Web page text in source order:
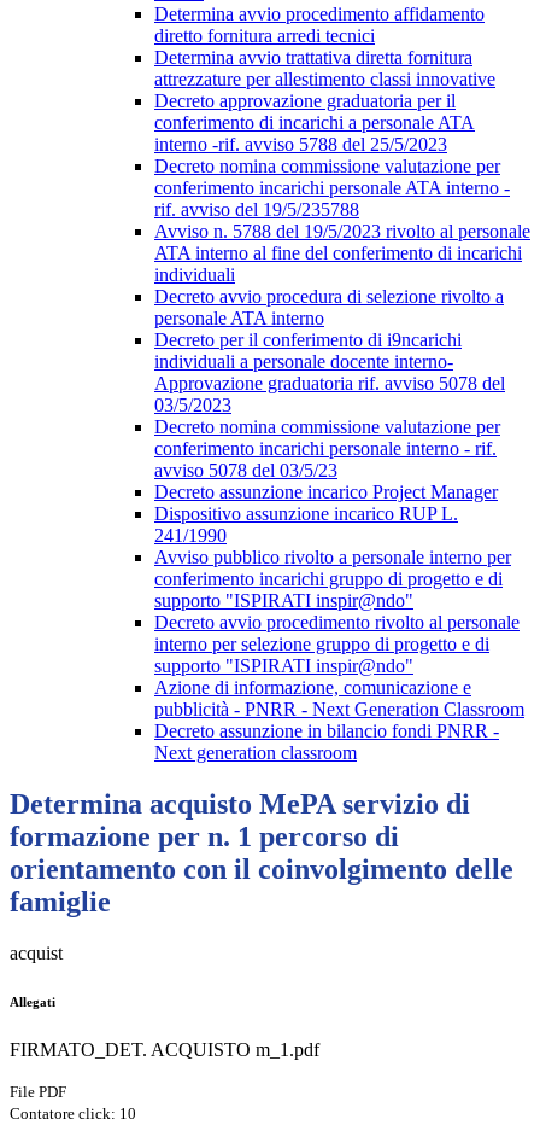
Determina avvio procedimento affidamento
diretto fornitura arredi tecnici
Determina avvio trattativa diretta fornitura
attrezzature per allestimento classi innovative
Decreto approvazione graduatoria per il
conferimento di incarichi a personale ATA
interno -rif. avviso 5788 del 25/5/2023
Decreto nomina commissione valutazione per
conferimento incarichi personale ATA interno -
rif. avviso del 19/5/235788
Avviso n. 5788 del 19/5/2023 rivolto al personale
ATA interno al fine del conferimento di incarichi
individuali
Decreto avvio procedura di selezione rivolto a
personale ATA interno
Decreto per il conferimento di i9ncarichi
individuali a personale docente interno-
Approvazione graduatoria rif. avviso 5078 del
03/5/2023
Decreto nomina commissione valutazione per
conferimento incarichi personale interno - rif.
avviso 5078 del 03/5/23
Decreto assunzione incarico Project Manager
Dispositivo assunzione incarico RUP L.
241/1990
Avviso pubblico rivolto a personale interno per
conferimento incarichi gruppo di progetto e di
supporto "ISPIRATI inspir@ndo"
Decreto avvio procedimento rivolto al personale
interno per selezione gruppo di progetto e di
supporto "ISPIRATI inspir@ndo"
Azione di informazione, comunicazione e
pubblicità - PNRR - Next Generation Classroom
Decreto assunzione in bilancio fondi PNRR -
Next generation classroom
Determina acquisto MePA servizio di
formazione per n. 1 percorso di
orientamento con il coinvolgimento delle
famiglie
acquist
Allegati
FIRMATO_DET. ACQUISTO m_1.pdf
File PDF
Contatore click: 10